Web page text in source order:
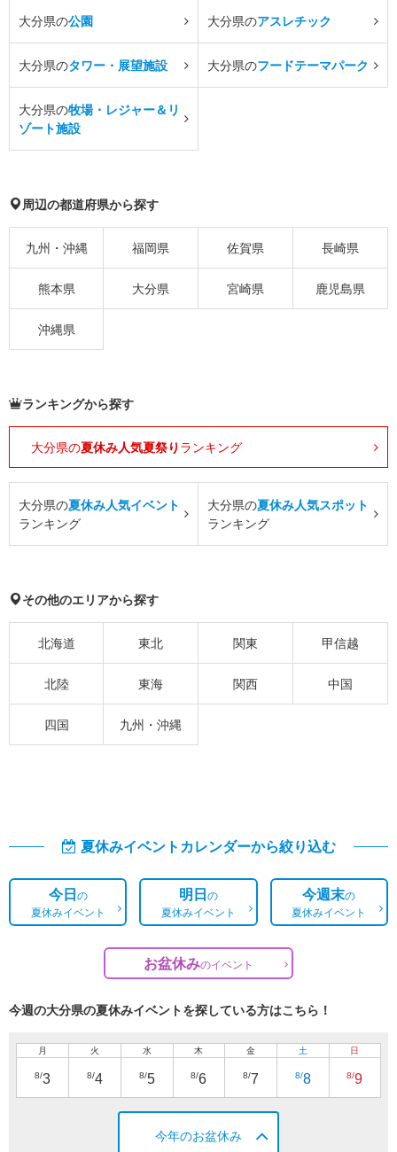
大分県の公園 大分県のアスレチック
大分県のタワー・展望施設 大分県のフードテーマパーク
大分県の牧場・レジャー＆リ
ゾート施設
周辺の都道府県から探す
九州・沖縄 福岡県 佐賀県 長崎県
熊本県 大分県 宮崎県 鹿児島県
沖縄県
ランキングから探す
大分県の夏休み人気夏祭り ランキング
大分県の夏休み人気イベント
ランキング
大分県の夏休み人気スポット
ランキング
その他のエリアから探す
北海道 東北 関東 甲信越
北陸 東海 関西 中国
四国 九州・沖縄
夏休みイベントカレンダーから絞り込む
今日の
夏休みイベント
明日の
夏休みイベント
今週末の
夏休みイベント
お盆休みのイベント
今週の大分県の夏休みイベントを探している方はこちら！
月
8/3
火
8/4
水
8/5
木
8/6
金
8/7
土
8/8
日
8/9
今年のお盆休み